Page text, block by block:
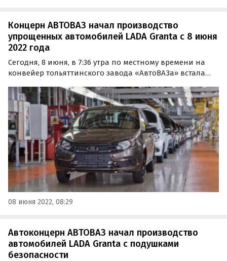
Концерн АВТОВАЗ начал производство
упрощенных автомобилей LADA Granta с 8 июня
2022 года
Сегодня, 8 июня, в 7:36 утра по местному времени на
конвейер тольяттинского завода «АвтоВАЗа» встала
планируется выпустить 68 товарных машин, пишут
«Автоновости дня» со ссылкой на сообщество
Avtograd…
08 июня 2022, 08:29
Автоконцерн АВТОВАЗ начал производство
автомобилей LADA Granta с подушками
безопасности